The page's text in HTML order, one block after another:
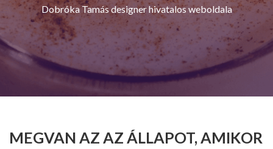
Dobróka Tamás designer hivatalos weboldala
MEGVAN AZ AZ ÁLLAPOT, AMIKOR